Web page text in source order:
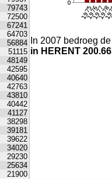
79743
72500
67241
64703
56884
51115
48149
42595
40640
42763
43810
40442
41127
38298
39181
39622
34020
29230
25634
21900
In 2007 bedroeg
in HERENT